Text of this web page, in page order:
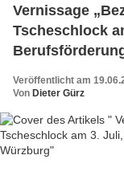
Vernissage
Tscheschlock
Veröffentlicht am
Von Dieter Gürz